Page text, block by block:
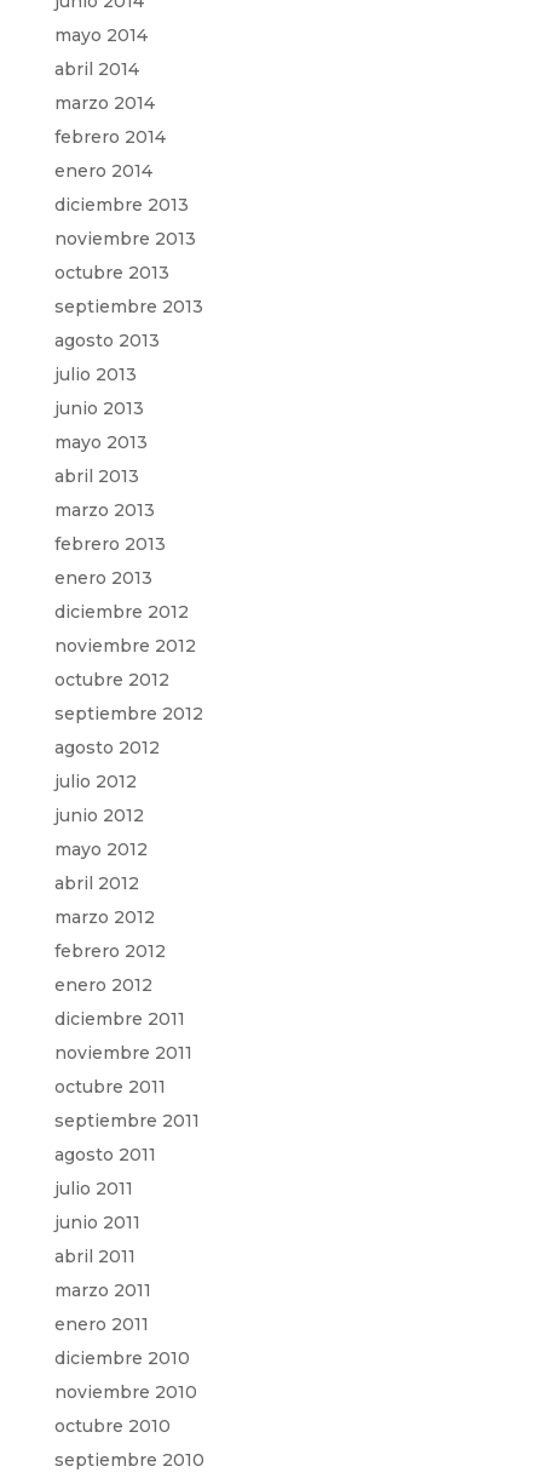
mayo 2014
abril 2014
marzo 2014
febrero 2014
enero 2014
diciembre 2013
noviembre 2013
octubre 2013
septiembre 2013
agosto 2013
julio 2013
junio 2013
mayo 2013
abril 2013
marzo 2013
febrero 2013
enero 2013
diciembre 2012
noviembre 2012
octubre 2012
septiembre 2012
agosto 2012
julio 2012
junio 2012
mayo 2012
abril 2012
marzo 2012
febrero 2012
enero 2012
diciembre 2011
noviembre 2011
octubre 2011
septiembre 2011
agosto 2011
julio 2011
junio 2011
abril 2011
marzo 2011
enero 2011
diciembre 2010
noviembre 2010
octubre 2010
septiembre 2010